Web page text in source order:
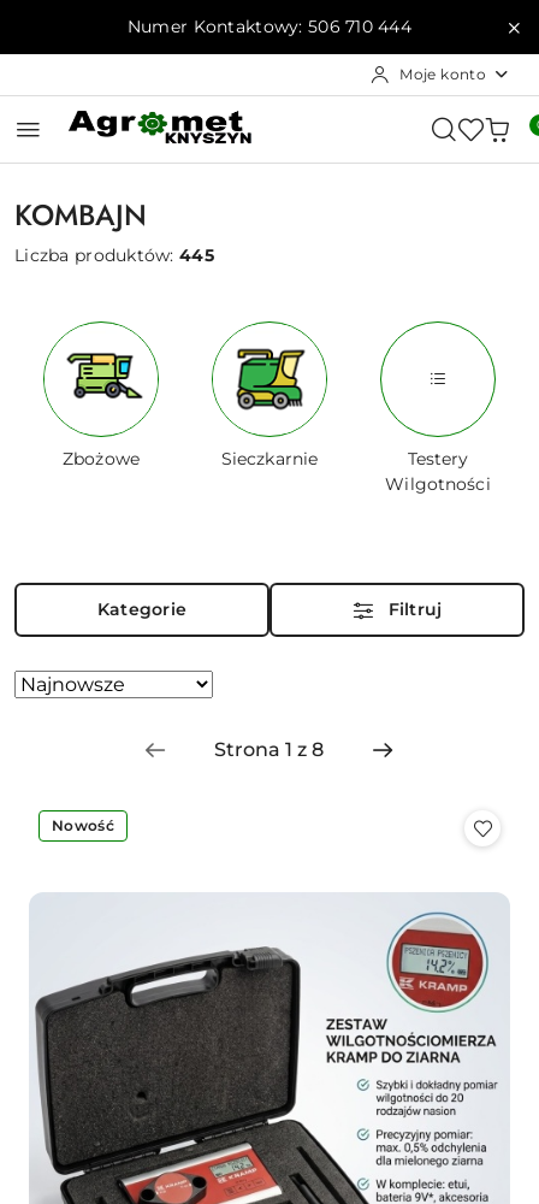
Przejdź do treści głównej
Przejdź do wyszukiwarki
Przejdź do moje konto
Przejdź do menu głównego
Przejdź do stopkiNumer Kontaktowy: 506 710 444
Moje konto
KOMBAJN
Liczba produktów:445
Zbożowe Sieczkarnie
Testery
Wilgotności
Kategorie Filtruj
Zastosowano
Sortuj
Nowość